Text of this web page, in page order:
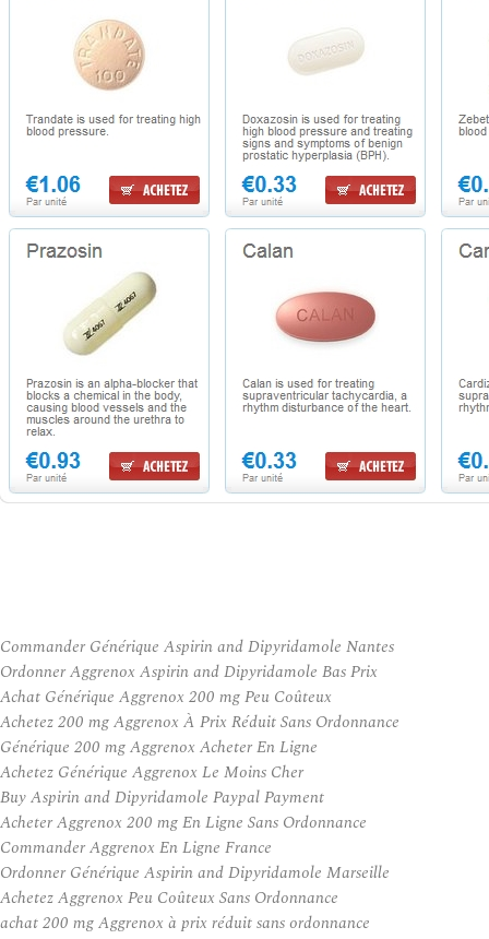
Commander Générique Aspirin and Dipyridamole Nantes
Ordonner Aggrenox Aspirin and Dipyridamole Bas Prix
Achat Générique Aggrenox 200 mg Peu Coûteux
Achetez 200 mg Aggrenox À Prix Réduit Sans Ordonnance
Générique 200 mg Aggrenox Acheter En Ligne
Achetez Générique Aggrenox Le Moins Cher
Buy Aspirin and Dipyridamole Paypal Payment
Acheter Aggrenox 200 mg En Ligne Sans Ordonnance
Commander Aggrenox En Ligne France
Ordonner Générique Aspirin and Dipyridamole Marseille
Achetez Aggrenox Peu Coûteux Sans Ordonnance
achat 200 mg Aggrenox à prix réduit sans ordonnance